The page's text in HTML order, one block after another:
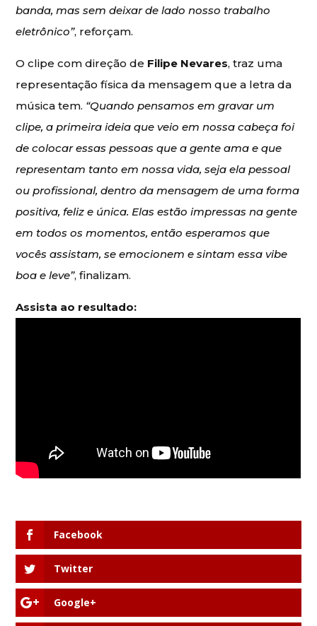
banda, mas sem deixar de lado nosso trabalho
eletrônico”, reforçam.
O clipe com direção de Filipe Nevares, traz uma
representação física da mensagem que a letra da
música tem. “Quando pensamos em gravar um
clipe, a primeira ideia que veio em nossa cabeça foi
de colocar essas pessoas que a gente ama e que
representam tanto em nossa vida, seja ela pessoal
ou profissional, dentro da mensagem de uma forma
positiva, feliz e única. Elas estão impressas na gente
em todos os momentos, então esperamos que
vocês assistam, se emocionem e sintam essa vibe
boa e leve”, finalizam.
Assista ao resultado:
Facebook
Twitter
Google+